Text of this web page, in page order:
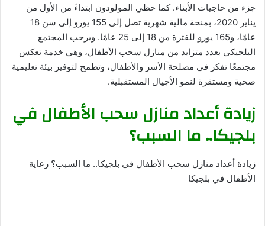
جزء من حاجيات الأبناء. كما حظي المولودون ابتداءً من الأول من
يناير 2020، بمنحة مالية شهرية تصل إلى 155 يورو إلى سن 18
عامًا، و165 يورو للفترة من 18 إلى 25 عامًا. ويرحب المجتمع
البلجيكي بعدد متزايد من منازل سحب الأطفال، وهي خدمة تعكس
مجتمعًا تفكر في مصلحة الأسر والأطفال، وتطمح لتوفير بيئة تعليمية
صحية ومستقرة لنمو الأجيال المستقبلية.
زيادة أعداد منازل سحب الأطفال في
بلجيكا.. ما السبب؟
زيادة أعداد منازل سحب الأطفال في بلجيكا.. ما السبب؟ رعاية
الأطفال في بلجيكا